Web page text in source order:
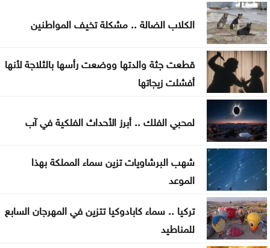
الرئيس الإيراني: صعوبة التواصل مع المرشد مجتبى
خامنئي
لجنة "4+4" الليبية تتوصل لاتفاق بشأن تعيين رئيس
مفوضية الانتخابات
لجنة أوضاع اللاعبين تصدر قرارات بحق أندية المحترفين
كلّيّة علوم التّأهيل في الجامعة الأردنيّة ربعُ قرنٍ من
الرّيادة يصنعُ 313 قصّةَ نجاحٍ جديدة
الكلاب الضالة .. مشكلة تخيف المواطنين
قطعت جثة والدتها ووضعت رأسها بالثلاجة لأنها
أفشلت زيجاتها
لمحبي الفلك .. أبرز الأحداث الفلكية في آب
شهب البرشاويات تزين سماء المملكة بهذا
الموعد
تركيا .. سماء كابادوكيا تتزين في المهرجان السابع
للمناطيد